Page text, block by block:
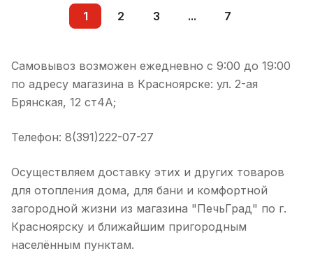
1 2 3 ... 7
Самовывоз возможен ежедневно с 9:00 до 19:00
по адресу магазина в Красноярске: ул. 2-ая
Брянская, 12 ст4А;
Телефон: 8(391)222-07-27
Осуществляем доставку этих и других товаров
для отопления дома, для бани и комфортной
загородной жизни из магазина "ПечьГрад" по г.
Красноярску и ближайшим пригородным
населённым пунктам.